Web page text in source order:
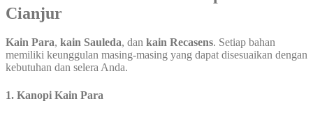
Cianjur
Kain Para, kain Sauleda, dan kain Recasens. Setiap bahan
memiliki keunggulan masing-masing yang dapat disesuaikan dengan
kebutuhan dan selera Anda.
1. Kanopi Kain Para